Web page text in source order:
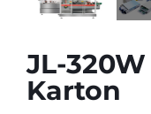
JL-320W
Karton